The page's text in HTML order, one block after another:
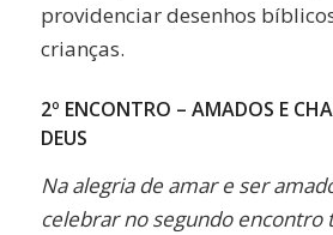
providenciar desenhos
crianças.
2º ENCONTRO – AMADOS E
DEUS
Na alegria de amar e ser
celebrar no segundo encontro